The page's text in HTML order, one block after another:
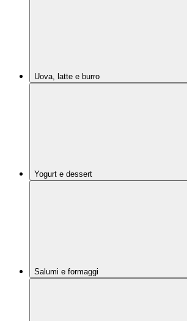
Uova, latte e burro
Yogurt e dessert
Salumi e formaggi